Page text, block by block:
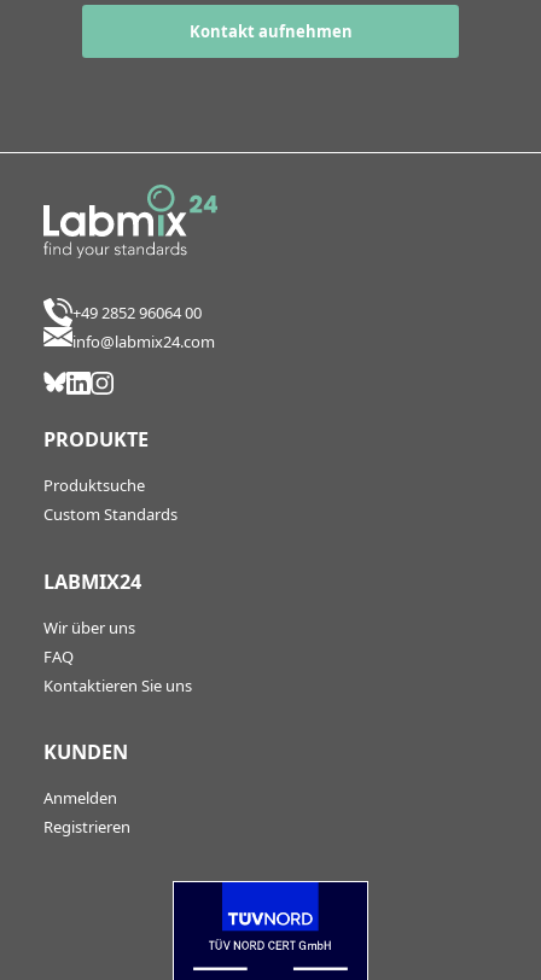
Kontakt aufnehmen
+49 2852 96064 00
info@labmix24.com
PRODUKTE
Produktsuche
Custom Standards
LABMIX24
Wir über uns
FAQ
Kontaktieren Sie uns
KUNDEN
Anmelden
Registrieren